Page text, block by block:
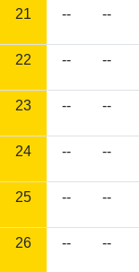
21 -- --
22 -- --
23 -- --
24 -- --
25 -- --
26 -- --